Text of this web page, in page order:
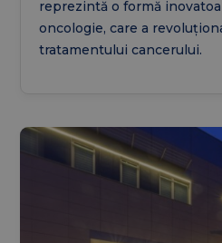
reprezintă o formă
oncologie, care a
tratamentului cancerului.